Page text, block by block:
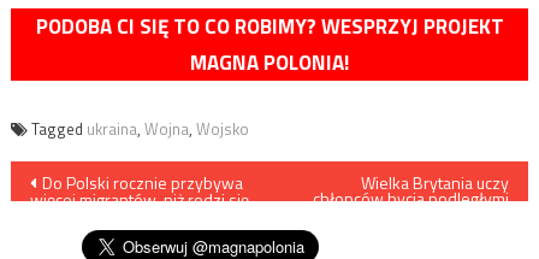
PODOBA CI SIĘ TO CO ROBIMY? WESPRZYJ PROJEKT
MAGNA POLONIA!
Tagged ukraina, Wojna, Wojsko
Nawigacja
wpisu
Do Polski rocznie przybywa
więcej migrantów, niż rodzi się
Wielka Brytania uczy
chłopców bycia podległymi